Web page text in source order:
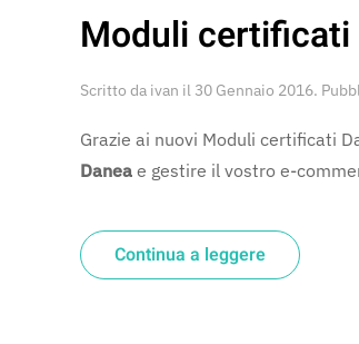
Moduli certificati
Scritto da ivan il 30 Gennaio 2016.
Grazie ai nuovi Moduli certificati
Danea e gestire il vostro e-
Continua a leggere